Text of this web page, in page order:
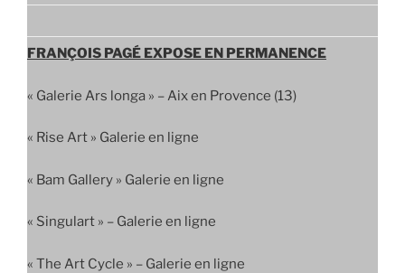
FRANÇOIS PAGÉ EXPOSE EN PERMANENCE
« Galerie Ars longa » – Aix en Provence (13)
« Rise Art » Galerie en ligne
« Bam Gallery » Galerie en ligne
« Singulart » – Galerie en ligne
« The Art Cycle » – Galerie en ligne